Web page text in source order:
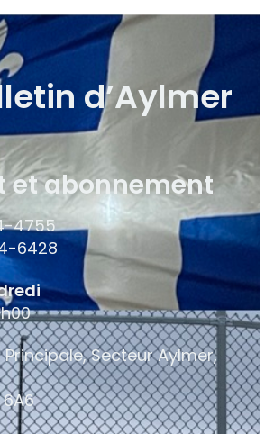
d’Aylmer
et abonnement
4755
6428
Principale, Secteur Aylmer,